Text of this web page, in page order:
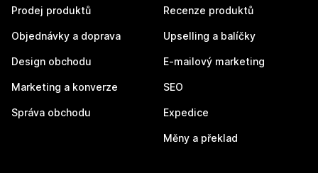
Prodej produktů
Objednávky a doprava
Design obchodu
Marketing a konverze
Správa obchodu
Recenze produktů
Upselling a balíčky
E-mailový marketing
SEO
Expedice
Měny a překlad